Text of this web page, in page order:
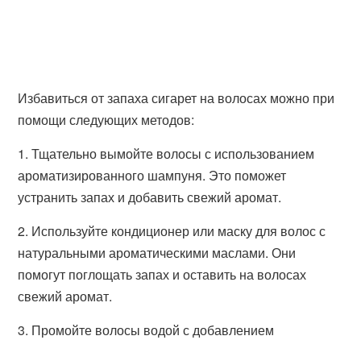
Избавиться от запаха сигарет на волосах можно при
помощи следующих методов:
1. Тщательно вымойте волосы с использованием
ароматизированного шампуня. Это поможет
устранить запах и добавить свежий аромат.
2. Используйте кондиционер или маску для волос с
натуральными ароматическими маслами. Они
помогут поглощать запах и оставить на волосах
свежий аромат.
3. Промойте волосы водой с добавлением